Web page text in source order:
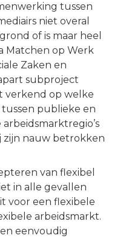
tussen
niet overal
of is maar heel
Matchen op Werk
Zaken en
subproject
verkend op welke
publieke en
zijn nauw betrokken
van flexibel
in alle gevallen
voor een flexibele
arbeidsmarkt.
eenvoudig